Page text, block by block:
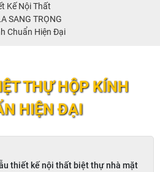
Kế Nội Thất
SANG TRỌNG
Chuẩn Hiện Đại
THỰ HỘP KÍNH
HIỆN ĐẠI
thiết kế nội thất biệt thự nhà mặt